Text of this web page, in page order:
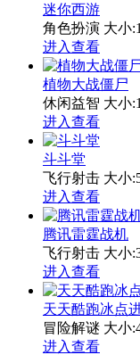
迷你西游
角色扮演 大小
进入查看
植物大战僵尸
休闲益智 大小
进入查看
斗斗堂
飞行射击 大小
进入查看
腾讯雷霆战机
飞行射击 大小
进入查看
天天酷跑冰点
冒险解谜 大小
进入查看